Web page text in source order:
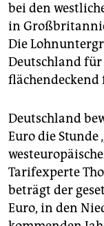
bei den
in
Die
Deutschland für
flächendeckend
Deutschland
Euro die Stunde
Tarifexperte
beträgt der
Euro, in den